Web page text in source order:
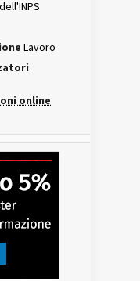
dell'INPS
Lavoro
online